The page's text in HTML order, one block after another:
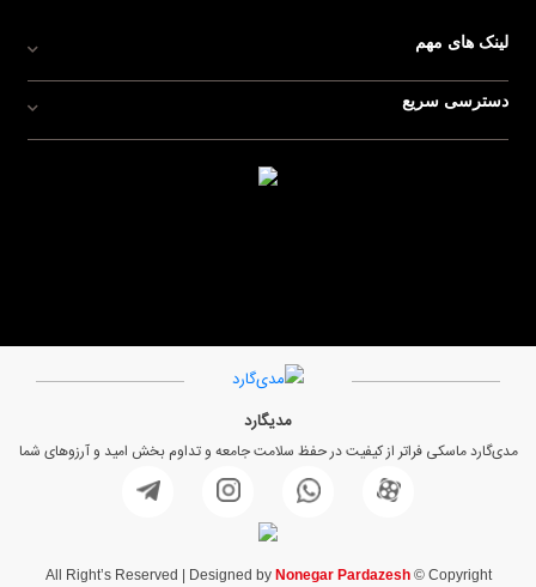
لینک های مهم
دسترسی سریع
مدیگارد
مدی‌گارد ماسکی فراتر از کیفیت در حفظ سلامت جامعه و تداوم بخش امید و آرزوهای شما
All Right’s Reserved | Designed by Nonegar Pardazesh © Copyright